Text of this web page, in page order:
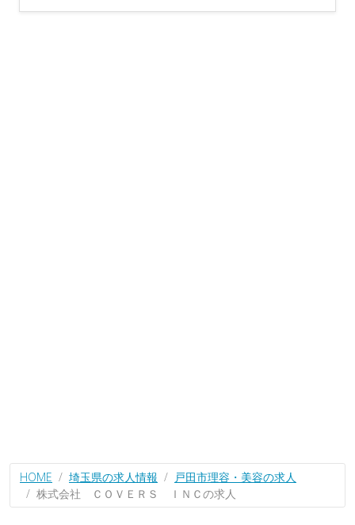
HOME 埼玉県の求人情報
戸田市理容・美容の求人
株式会社 ＣＯＶＥＲＳ ＩＮＣの求人